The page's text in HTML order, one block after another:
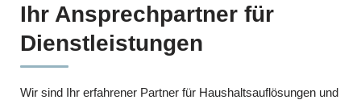
Ihr Ansprechpartner für
Dienstleistungen
Wir sind Ihr erfahrener Partner für Haushaltsauflösungen und